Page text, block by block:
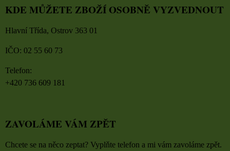
KDE MŮŽETE ZBOŽÍ OSOBNĚ VYZVEDNOUT
Hlavní Třída, Ostrov 363 01
IČO: 02 55 60 73
Telefon:
+420 736 609 181
ZAVOLÁME VÁM ZPĚT
Chcete se na něco zeptat? Vyplňte telefon a mi vám zavoláme zpět.